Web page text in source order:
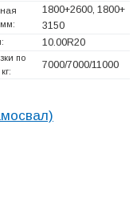
мм:
1800+2600, 1800+
3150
10.00R20
по
7000/7000/11000